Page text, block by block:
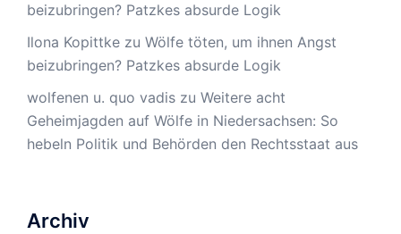
beizubringen? Patzkes absurde Logik
Ilona Kopittke zu Wölfe töten, um ihnen Angst
beizubringen? Patzkes absurde Logik
wolfenen u. quo vadis zu Weitere acht
Geheimjagden auf Wölfe in Niedersachsen: So
hebeln Politik und Behörden den Rechtsstaat aus
Archiv